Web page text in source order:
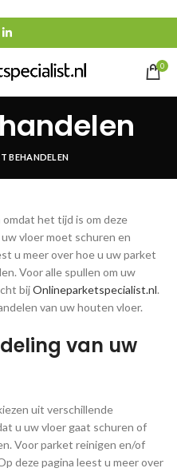
0
BEHANDELEN
omdat het tijd is om deze
vloer moet schuren en
u meer over hoe u uw parket
Voor alle spullen om uw
bijOnlineparketspecialist.nl.
van uw houten vloer.
van uw
uit verschillende
u uw vloer gaat schuren of
Voor parket reinigen en/of
deze pagina leest u meer over